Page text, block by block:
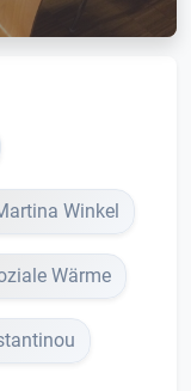
Winkel
Wärme